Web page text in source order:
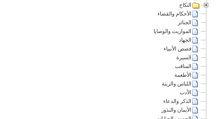
النكاح
الأحكام والقضاء
الجنائز
المواريث والوصايا
الجهاد
قصص الأنبياء
السيرة
المناقب
الأطعمة
اللباس والزينة
الأدب
الذكر والدعاء
الأيمان والنذور